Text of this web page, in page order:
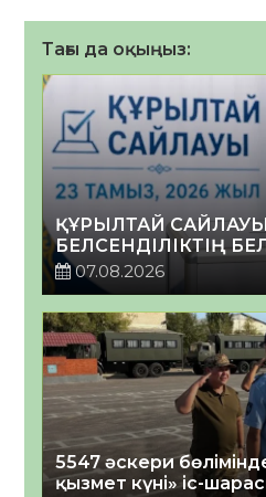
Тағы да оқыңыз:
ҚҰРЫЛТАЙ САЙЛАУЫ
БЕЛСЕНДІЛІКТІҢ
07.08.2026
5547 әскери
қызмет күні» іс-